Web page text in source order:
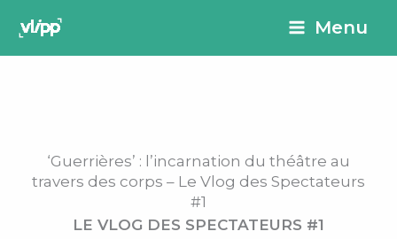
principal
Menu
‘Guerrières’ : l’incarnation du théâtre au
travers des corps – Le Vlog des Spectateurs
#1
LE VLOG DES SPECTATEURS #1